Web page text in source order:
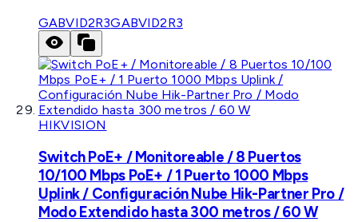
GABVID2R3GABVID2R3
HIKVISION
Switch PoE+ / Monitoreable / 8 Puertos
10/100 Mbps PoE+ / 1 Puerto 1000 Mbps
Uplink / Configuración Nube Hik-Partner Pro /
Modo Extendido hasta 300 metros / 60 W